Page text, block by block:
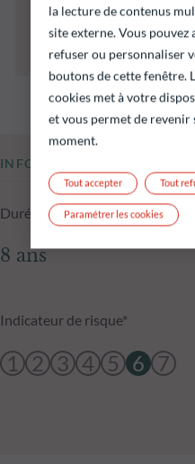
sont pas constantes
L’atteinte des objectifs
peut être garantie.
INFORMATIONS CLÉS
Durée d'investissement
8 ans
Indicateur de risque*
1 2 3 4 5 6 7
la lecture de contenus
site externe. Vous pouvez
refuser ou personnaliser
boutons de cette fenêtre.
cookies met à votre
et vous permet de revenir
moment.
Tout
Tout accepter
Paramétrer les cookies